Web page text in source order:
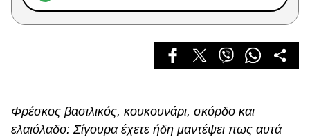
Ask the Guru
Living
Φρέσκος βασιλικός, κουκουνάρι, σκόρδο και
ελαιόλαδο: Σίγουρα έχετε ήδη μαντέψει πως αυτά